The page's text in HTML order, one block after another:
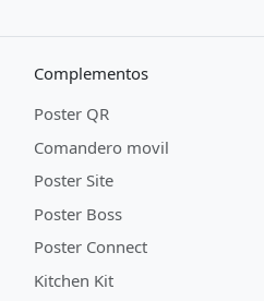
Complementos
Poster QR
Comandero movil
Poster Site
Poster Boss
Poster Connect
Kitchen Kit